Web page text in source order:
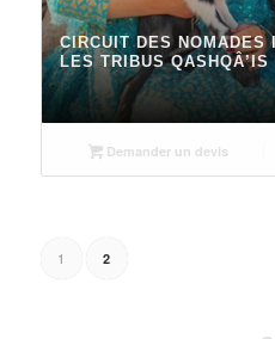
CIRCUIT DES NOMADES
LES TRIBUS QASHQÂ’IS
Demander un devis
1 2